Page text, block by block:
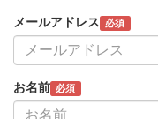
メールアドレス 必須
お名前 必須